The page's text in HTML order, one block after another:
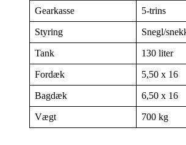
Gearkasse 5-trins
Styring Snegl/
Tank 130 liter
Fordæk 5,50 x 16
Bagdæk 6,50 x 16
Vægt 700 kg